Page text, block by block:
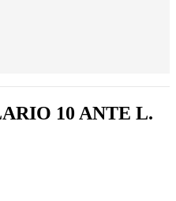
10 ANTE L.